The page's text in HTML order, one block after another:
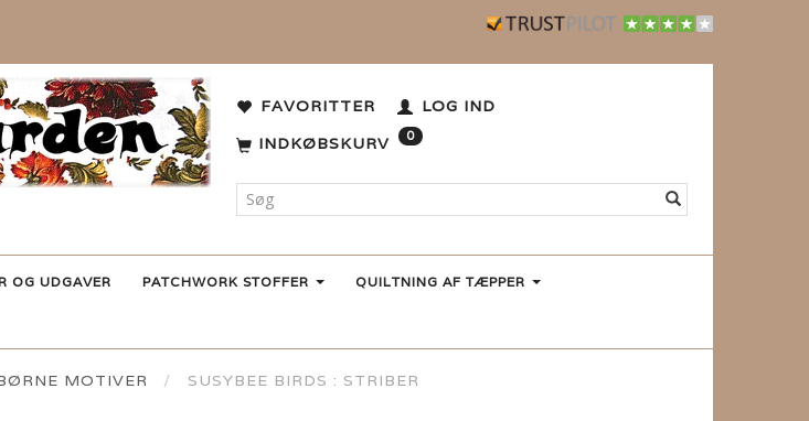
FAVORITTER
LOG IND
INDKØBSKURV
0
OG UDGAVER PATCHWORK STOFFER QUILTNING AF TÆPPER
MOTIVER SUSYBEE BIRDS : STRIBER